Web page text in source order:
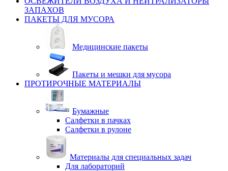
ЗАПАХОВ
ПАКЕТЫ ДЛЯ МУСОРА
Медицинские пакеты
Пакеты и мешки для мусора
ПРОТИРОЧНЫЕ МАТЕРИАЛЫ
Бумажные
Салфетки в пачках
Салфетки в рулоне
Материалы для специальных задач
Для лабораторий